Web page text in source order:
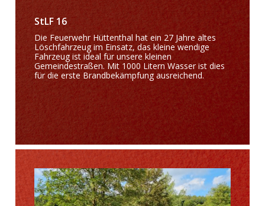
StLF 16
Die Feuerwehr Hüttenthal hat ein 27 Jahre altes
Löschfahrzeug im Einsatz, das kleine wendige
Fahrzeug ist ideal für unsere kleinen
Gemeindestraßen. Mit 1000 Litern Wasser ist dies
für die erste Brandbekämpfung ausreichend.